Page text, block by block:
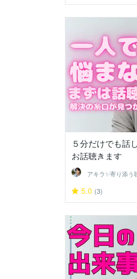
５分だけでも話
お話聴きます
5.0 (3)